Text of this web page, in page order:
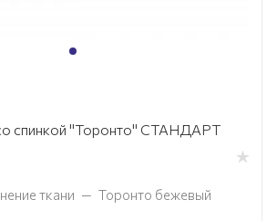
спинкой "Торонто" СТАНДАРТ
ткани — Торонто бежевый